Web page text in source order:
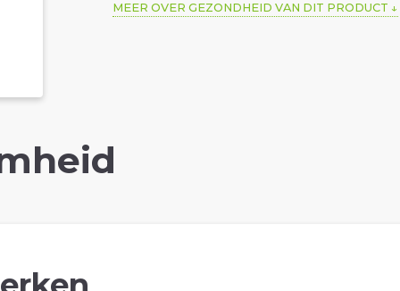
MEER OVER GEZONDHEID VAN DIT PRODUCT